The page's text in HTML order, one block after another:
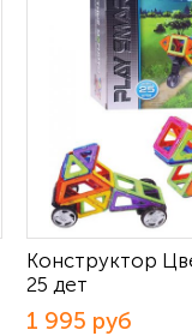
Конструктор
25 дет
1 995 руб